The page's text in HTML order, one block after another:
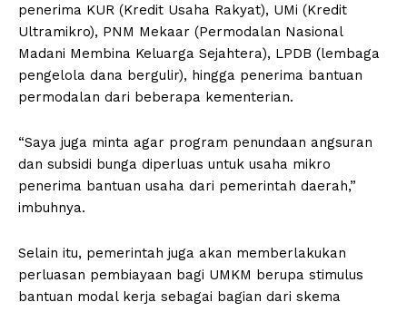
penerima KUR (Kredit Usaha Rakyat), UMi (Kredit
Ultramikro), PNM Mekaar (Permodalan Nasional
Madani Membina Keluarga Sejahtera), LPDB (lembaga
pengelola dana bergulir), hingga penerima bantuan
permodalan dari beberapa kementerian.
“Saya juga minta agar program penundaan angsuran
dan subsidi bunga diperluas untuk usaha mikro
penerima bantuan usaha dari pemerintah daerah,”
imbuhnya.
Selain itu, pemerintah juga akan memberlakukan
perluasan pembiayaan bagi UMKM berupa stimulus
bantuan modal kerja sebagai bagian dari skema